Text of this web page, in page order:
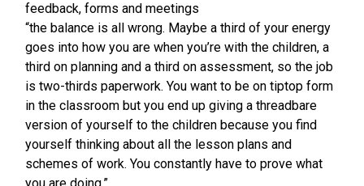
feedback, forms and meetings
“the balance is all wrong. Maybe a third of your energy
goes into how you are when you’re with the children, a
third on planning and a third on assessment, so the job
is two-thirds paperwork. You want to be on tiptop form
in the classroom but you end up giving a threadbare
version of yourself to the children because you find
yourself thinking about all the lesson plans and
schemes of work. You constantly have to prove what